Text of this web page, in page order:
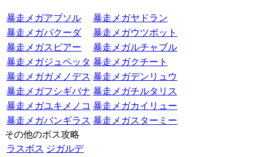
暴走メガアブソル
暴走メガヤドラン
暴走メガバクーダ
暴走メガウツボット
暴走メガスピアー
暴走メガルチャブル
暴走メガジュペッタ 暴走メガクチート
暴走メガガメノデス 暴走メガデンリュウ
暴走メガフシギバナ 暴走メガチルタリス
暴走メガユキメノコ 暴走メガカイリュー
暴走メガバンギラス 暴走メガスターミー
その他のボス攻略
ラスボス ジガルデ